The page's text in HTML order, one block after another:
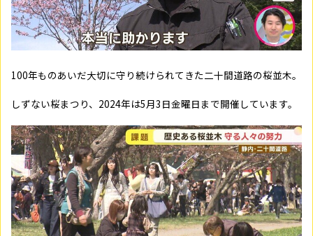
100年ものあいだ大切に守り続けられてきた二十間道路の桜並木。
しずない桜まつり、2024年は5月3日金曜日まで開催しています。